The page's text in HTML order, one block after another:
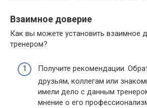
Взаимное доверие
Как вы можете установить взаимное
тренером?
Получите рекомендации.
друзьям, коллегам или
имели дело с данным
мнение о его